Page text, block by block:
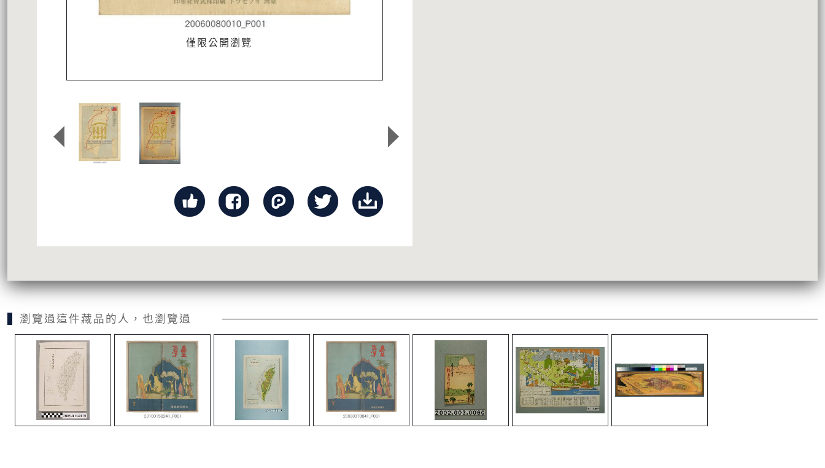
僅限公開瀏覽
瀏覽過這件藏品的人，也瀏覽過